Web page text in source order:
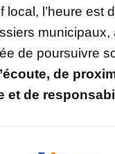
local, l’heure est
municipaux,
de poursuivre
de
et de